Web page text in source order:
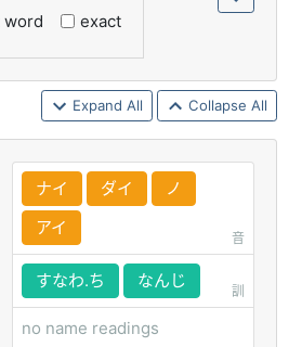
word exact
Expand All Collapse All
ナイ ダイ
ノ
アイ
音
すなわ.ち なんじ
訓
no name readings